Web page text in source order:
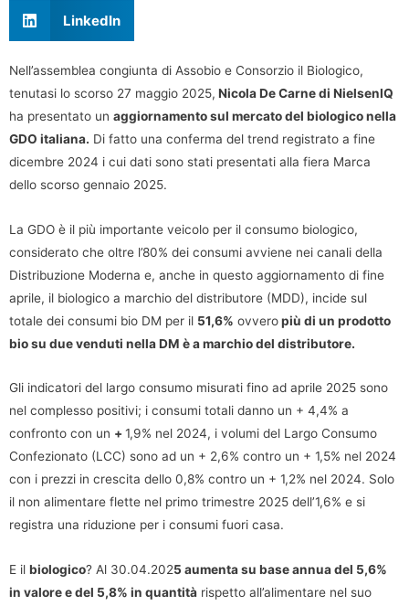
LinkedIn
Nell’assemblea congiunta di Assobio e Consorzio il Biologico,
tenutasi lo scorso 27 maggio 2025, Nicola De Carne di NielsenIQ
ha presentato un aggiornamento sul mercato del biologico nella
GDO italiana. Di fatto una conferma del trend registrato a fine
dicembre 2024 i cui dati sono stati presentati alla fiera Marca
dello scorso gennaio 2025.
La GDO è il più importante veicolo per il consumo biologico,
considerato che oltre l’80% dei consumi avviene nei canali della
Distribuzione Moderna e, anche in questo aggiornamento di fine
aprile, il biologico a marchio del distributore (MDD), incide sul
totale dei consumi bio DM per il 51,6% ovveropiù di un prodotto
bio su due venduti nella DM è a marchio del distributore.
Gli indicatori del largo consumo misurati fino ad aprile 2025 sono
nel complesso positivi; i consumi totali danno un + 4,4% a
confronto con un + 1,9% nel 2024, i volumi del Largo Consumo
Confezionato (LCC) sono ad un + 2,6% contro un + 1,5% nel 2024
con i prezzi in crescita dello 0,8% contro un + 1,2% nel 2024. Solo
il non alimentare flette nel primo trimestre 2025 dell’1,6% e si
registra una riduzione per i consumi fuori casa.
E il biologico? Al 30.04.2025 aumenta su base annua del 5,6%
in valore e del 5,8% in quantità rispetto all’alimentare nel suo